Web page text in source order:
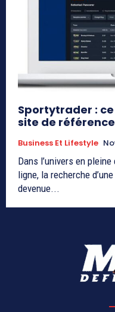
Sportytrader :
site de
Business Et Lifestyle
Dans l’univers en
ligne, la recherche
devenue...